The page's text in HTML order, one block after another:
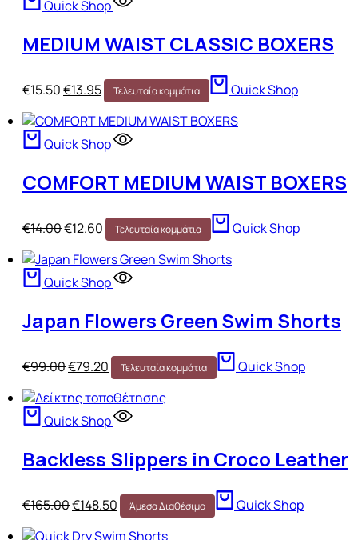
Quick Shop
MEDIUM WAIST CLASSIC BOXERS
€15.50€13.95 Τελευταία κομμάτια Quick Shop
Quick Shop
COMFORT MEDIUM WAIST BOXERS
€14.00€12.60 Τελευταία κομμάτια Quick Shop
Quick Shop
Japan Flowers Green Swim Shorts
€99.00€79.20 Τελευταία κομμάτια Quick Shop
Quick Shop
Backless Slippers in Croco Leather
€165.00€148.50 Άμεσα Διαθέσιμο Quick Shop